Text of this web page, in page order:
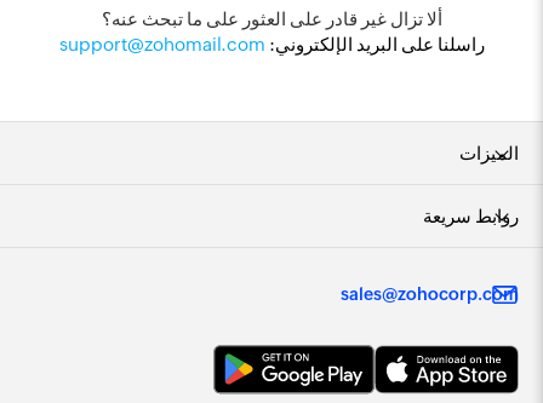
ألا تزال غير قادر على العثور على ما تبحث عنه؟
راسلنا على البريد الإلكتروني: support@zohomail.com
الميزات
روابط سريعة
sales@zohocorp.com